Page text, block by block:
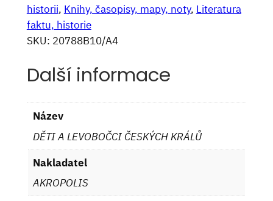
historii, Knihy, časopisy, mapy, noty, Literatura
faktu, historie
SKU: 20788B10/A4
Další informace
Název
DĚTI A LEVOBOČCI ČESKÝCH KRÁLŮ
Nakladatel
AKROPOLIS